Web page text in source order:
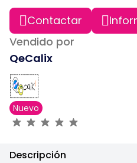
Contactar
Vendido por
QeCalix
Nuevo
Descripción